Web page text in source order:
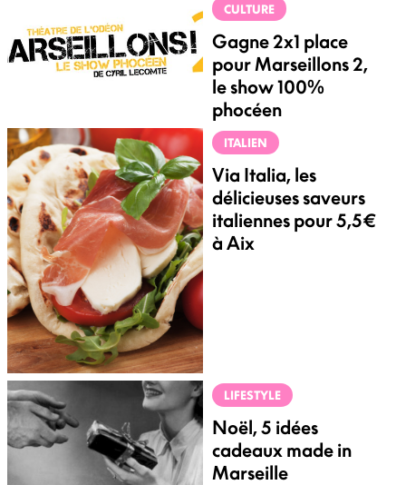
CULTURE
Gagne 2x1 place
pour Marseillons 2,
le show 100%
phocéen
ITALIEN
Via Italia, les
délicieuses saveurs
italiennes pour 5,5€
à Aix
LIFESTYLE
Noël, 5 idées
cadeaux made in
Marseille